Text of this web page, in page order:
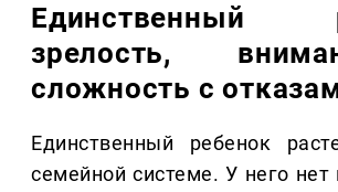
Единственный
зрелость,
сложность с
Единственный ребенок
семейной системе. У него нет